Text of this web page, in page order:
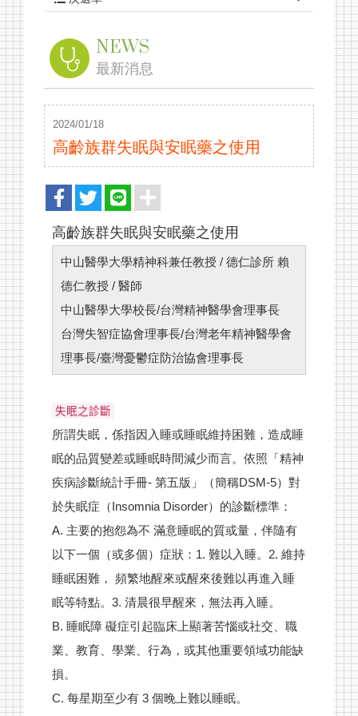
NEWS
最新消息
2024/01/18
高齡族群失眠與安眠藥之使用
高齡族群失眠與安眠藥之使用
中山醫學大學精神科兼任教授 / 德仁診所 賴
德仁教授 / 醫師
中山醫學大學校長/台灣精神醫學會理事長
台灣失智症協會理事長/台灣老年精神醫學會
理事長/臺灣憂鬱症防治協會理事長
失眠之診斷
所謂失眠，係指因入睡或睡眠維持困難，造成睡
眠的品質變差或睡眠時間減少而言。依照「精神
疾病診斷統計手冊- 第五版」（簡稱DSM-5）對
於失眠症（Insomnia Disorder）的診斷標準：
A. 主要的抱怨為不 滿意睡眠的質或量，伴隨有
以下一個（或多個）症狀：1. 難以入睡。2. 維持
睡眠困難， 頻繁地醒來或醒來後難以再進入睡
眠等特點。3. 清晨很早醒來，無法再入睡。
B. 睡眠障 礙症引起臨床上顯著苦惱或社交、職
業、教育、學業、行為，或其他重要領域功能缺
損。
C. 每星期至少有 3 個晚上難以睡眠。